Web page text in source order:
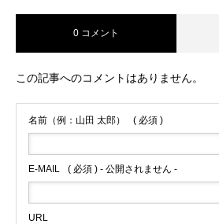
0 コメント
この記事へのコメントはありません。
名前（例：山田 太郎） ( 必須 )
E-MAIL ( 必須 ) - 公開されません -
URL